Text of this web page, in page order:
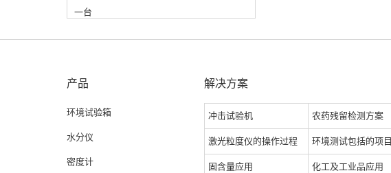
一台
产品
环境试验箱
水分仪
密度计
解决方案
冲击试验机 农药残留检测方案
激光粒度仪的操作过程 环境测试包括的项目
固含量应用 化工及工业品应用